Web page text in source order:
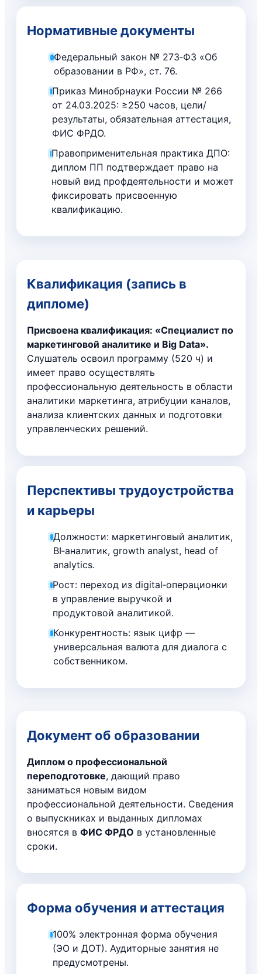
Нормативные документы
Федеральный закон № 273‑ФЗ «Об
образовании в РФ», ст. 76.
Приказ Минобрнауки России № 266
от 24.03.2025: ≥250 часов, цели/
результаты, обязательная аттестация,
ФИС ФРДО.
Правоприменительная практика ДПО:
диплом ПП подтверждает право на
новый вид профдеятельности и может
фиксировать присвоенную
квалификацию.
Квалификация (запись в
дипломе)
Присвоена квалификация: «Специалист по
маркетинговой аналитике и Big Data».
Слушатель освоил программу (520 ч) и
имеет право осуществлять
профессиональную деятельность в области
аналитики маркетинга, атрибуции каналов,
анализа клиентских данных и подготовки
управленческих решений.
Перспективы трудоустройства
и карьеры
Должности: маркетинговый аналитик,
BI‑аналитик, growth analyst, head of
analytics.
Рост: переход из digital‑операционки
в управление выручкой и
продуктовой аналитикой.
Конкурентность: язык цифр —
универсальная валюта для диалога с
собственником.
Документ об образовании
Диплом о профессиональной
переподготовке, дающий право
заниматься новым видом
профессиональной деятельности. Сведения
о выпускниках и выданных дипломах
вносятся в ФИС ФРДО в установленные
сроки.
Форма обучения и аттестация
100% электронная форма обучения
(ЭО и ДОТ). Аудиторные занятия не
предусмотрены.